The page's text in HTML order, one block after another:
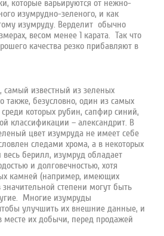
которые варьируются от нежно-
изумрудно-зеленого, и как
изумруду. Верделит обычно
весом менее 1 карата. Так что
качества резко прибавляют в
самый известный из зеленых
также, безусловно, один из самых
которых рубин, сапфир синий,
классификации – александрит. В
цвет изумруда не имеет себе
следами хрома, а в некоторых
берилл, изумруд обладает
и долговечностью, хотя
камней (например, имеющих
степени могут быть
Многие изумруды
улучшить их внешние данные, и
месте их добычи, перед продажей